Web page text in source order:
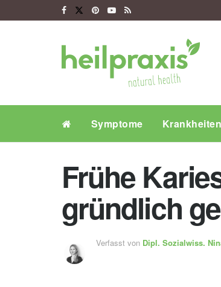
Symptome Krankheiten
Frühe
gründlich
Verfasst von Dipl. Sozialwiss.